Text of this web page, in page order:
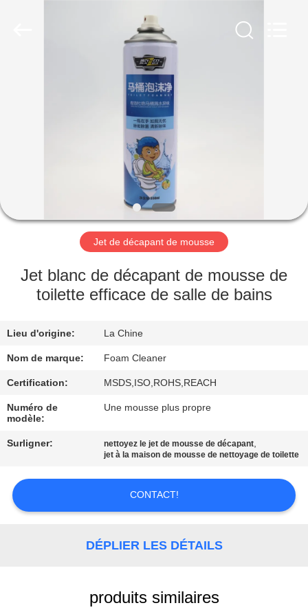
DE
NOUS
VISITE
D'USINE
CONTRÔLE
DE
QUALITÉ
CONTACTEZ-
NOUS
DEMANDEZ
UNE
CITATION
Jet de décapant de mousse
Jet blanc de décapant de mousse de
toilette efficace de salle de bains
Lieu d'origine: La Chine
Nom de marque: Foam Cleaner
Certification: MSDS,ISO,ROHS,REACH
Numéro de
modèle:
Une mousse plus propre
Surligner: nettoyez le jet de mousse de décapant,
jet à la maison de mousse de nettoyage de toilette
CONTACT!
DÉPLIER LES DÉTAILS
produits similaires